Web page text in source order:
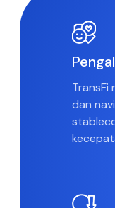
TransFi
dan